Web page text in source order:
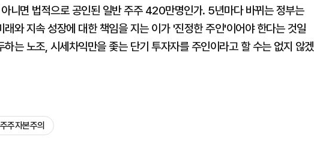
니면 법적으로 공인된 일반 주주 420만명인가. 5년마다 바뀌는 정부는
와 지속 성장에 대한 책임을 지는 이가 '진정한 주인'이어야 한다는 것일
는 노조, 시세차익만을 좇는 단기 투자자를 주인이라고 할 수는 없지 않겠
주자본주의